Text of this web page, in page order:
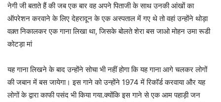
नेगी जी बताते हैं की जब एक बार वह अपने पिताजी के साथ उनकी आंखों का
ऑपरेशन करवाने के लिए देहरादून के एक अस्पताल में गए थे तो वहां उन्होंने थोड़ा
वक़्त निकालकर एक गाना लिखा था, जिसके बोलते शेरा बस जाओ मोहन उमा रूडी
कोटड़ा मां
यह गाना लिखने के बाद उन्होंने सोचा भी नहीं होगा कि यह गाना आगे चलकर लोगों
की जबान में बस जायेगा। इस गाने को उन्होंने 1974 में रिकॉर्ड करवाया और यह
लोगों के द्वारा काफी पसंद भी किया गया.क्योंकि इस गाने से एक आम पहाड़ी जन